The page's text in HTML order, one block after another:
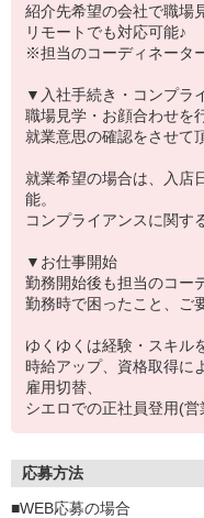
紹介先希望の会社で職場
リモートでも対応可能♪
※担当のコーディネータ
▼入社手続き・コンプラ
職場見学・お顔合わせを
就業意思の確認をさせて
就業希望の場合は、入店
能。
コンプライアンスに関す
▼お仕事開始
勤務開始後も担当のコー
勤務時で困ったこと、ご
ゆくゆくは経験・スキル
時給アップ、資格取得に
雇用切替、
シエロでの正社員登用(
応募方法
■WEB応募の場合